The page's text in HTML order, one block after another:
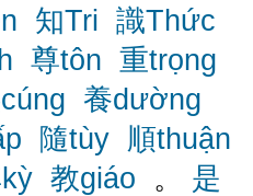
知Tri 識Thức
尊tôn 重trọng
養dường
隨tùy 順thuận
教giáo 。 是